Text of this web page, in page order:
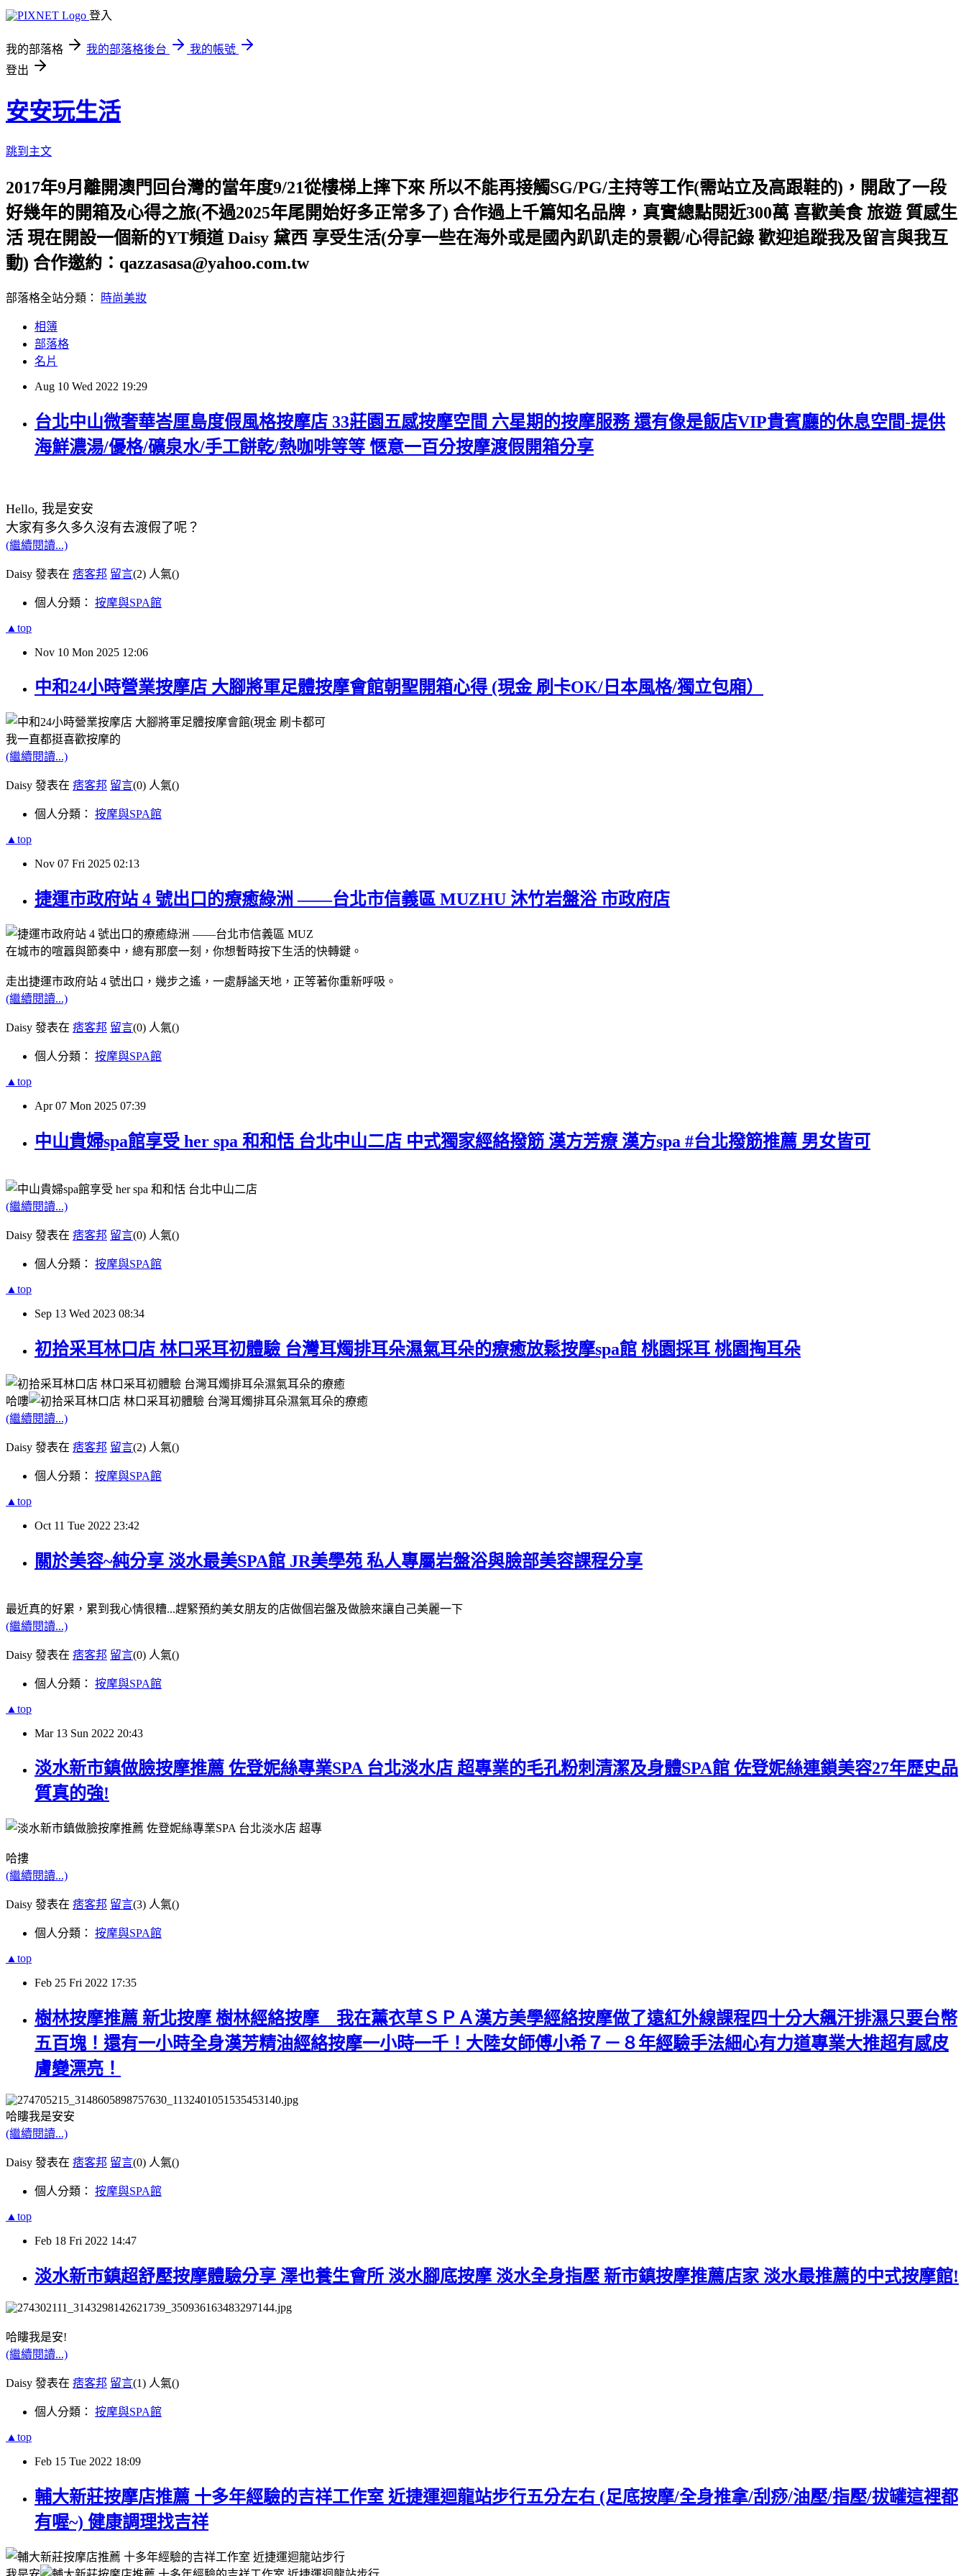
登入
我的部落格 我的部落格後台
我的帳號
登出
安安玩生活
跳到主文
2017年9月離開澳門回台灣的當年度9/21從樓梯上摔下來 所以不能再接觸SG/PG/主持等工作(需站立及高跟鞋的)，開啟了一段
好幾年的開箱及心得之旅(不過2025年尾開始好多正常多了) 合作過上千篇知名品牌，真實總點閱近300萬 喜歡美食 旅遊 質感生
活 現在開設一個新的YT頻道 Daisy 黛西 享受生活(分享一些在海外或是國內趴趴走的景觀/心得記錄 歡迎追蹤我及留言與我互
動) 合作邀約：qazzasasa@yahoo.com.tw
部落格全站分類： 時尚美妝
相簿
部落格
名片
Aug 10 Wed 2022 19:29
台北中山微奢華峇厘島度假風格按摩店 33莊園五感按摩空間 六星期的按摩服務 還有像是飯店VIP貴賓廳的休息空間-提供
海鮮濃湯/優格/礦泉水/手工餅乾/熱咖啡等等 愜意一百分按摩渡假開箱分享
Hello, 我是安安
大家有多久多久沒有去渡假了呢？
(繼續閱讀...)
Daisy 發表在 痞客邦 留言(2) 人氣()
個人分類： 按摩與SPA館
▲top
Nov 10 Mon 2025 12:06
中和24小時營業按摩店 大腳將軍足體按摩會館朝聖開箱心得 (現金 刷卡OK/日本風格/獨立包廂）
我一直都挺喜歡按摩的
(繼續閱讀...)
Daisy 發表在 痞客邦 留言(0) 人氣()
個人分類： 按摩與SPA館
▲top
Nov 07 Fri 2025 02:13
捷運市政府站 4 號出口的療癒綠洲 ——台北市信義區 MUZHU 沐竹岩盤浴 市政府店
在城市的喧囂與節奏中，總有那麼一刻，你想暫時按下生活的快轉鍵。
走出捷運市政府站 4 號出口，幾步之遙，一處靜謐天地，正等著你重新呼吸。
(繼續閱讀...)
Daisy 發表在 痞客邦 留言(0) 人氣()
個人分類： 按摩與SPA館
▲top
Apr 07 Mon 2025 07:39
中山貴婦spa館享受 her spa 和和恬 台北中山二店 中式獨家經絡撥筋 漢方芳療 漢方spa #台北撥筋推薦 男女皆可
(繼續閱讀...)
Daisy 發表在 痞客邦 留言(0) 人氣()
個人分類： 按摩與SPA館
▲top
Sep 13 Wed 2023 08:34
初拾采耳林口店 林口采耳初體驗 台灣耳燭排耳朵濕氣耳朵的療癒放鬆按摩spa館 桃園採耳 桃園掏耳朵
哈嘍
(繼續閱讀...)
Daisy 發表在 痞客邦 留言(2) 人氣()
個人分類： 按摩與SPA館
▲top
Oct 11 Tue 2022 23:42
關於美容~純分享 淡水最美SPA館 JR美學苑 私人專屬岩盤浴與臉部美容課程分享
最近真的好累，累到我心情很糟...趕緊預約美女朋友的店做個岩盤及做臉來讓自己美麗一下
(繼續閱讀...)
Daisy 發表在 痞客邦 留言(0) 人氣()
個人分類： 按摩與SPA館
▲top
Mar 13 Sun 2022 20:43
淡水新市鎮做臉按摩推薦 佐登妮絲專業SPA 台北淡水店 超專業的毛孔粉刺清潔及身體SPA館 佐登妮絲連鎖美容27年歷史品
質真的強!
哈摟
(繼續閱讀...)
Daisy 發表在 痞客邦 留言(3) 人氣()
個人分類： 按摩與SPA館
▲top
Feb 25 Fri 2022 17:35
樹林按摩推薦 新北按摩 樹林經絡按摩 我在薰衣草ＳＰＡ漢方美學經絡按摩做了遠紅外線課程四十分大飆汗排濕只要台幣
五百塊！還有一小時全身漢芳精油經絡按摩一小時一千！大陸女師傅小希７－８年經驗手法細心有力道專業大推超有感皮
膚變漂亮！
哈瞜我是安安
(繼續閱讀...)
Daisy 發表在 痞客邦 留言(0) 人氣()
個人分類： 按摩與SPA館
▲top
Feb 18 Fri 2022 14:47
淡水新市鎮超舒壓按摩體驗分享 澤也養生會所 淡水腳底按摩 淡水全身指壓 新市鎮按摩推薦店家 淡水最推薦的中式按摩館!
哈瞜我是安!
(繼續閱讀...)
Daisy 發表在 痞客邦 留言(1) 人氣()
個人分類： 按摩與SPA館
▲top
Feb 15 Tue 2022 18:09
輔大新莊按摩店推薦 十多年經驗的吉祥工作室 近捷運迴龍站步行五分左右 (足底按摩/全身推拿/刮痧/油壓/指壓/拔罐這裡都
有喔~) 健康調理找吉祥